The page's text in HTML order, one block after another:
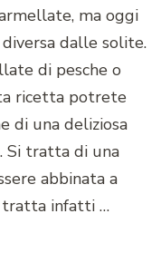
ma oggi
dalle solite.
di pesche o
ricetta potrete
di una deliziosa
Si tratta di una
abbinata a
tratta infatti …